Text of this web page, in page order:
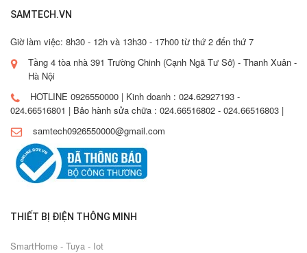
SAMTECH.VN
Giờ làm việc: 8h30 - 12h và 13h30 - 17h00 từ thứ 2 đến thứ 7
Tầng 4 tòa nhà 391 Trường Chinh (Cạnh Ngã Tư Sở) - Thanh Xuân -
Hà Nội
HOTLINE 0926550000 | Kinh doanh : 024.62927193 -
024.66516801 | Bảo hành sửa chữa : 024.66516802 - 024.66516803 |
samtech0926550000@gmail.com
THIẾT BỊ ĐIỆN THÔNG MINH
SmartHome - Tuya - Iot